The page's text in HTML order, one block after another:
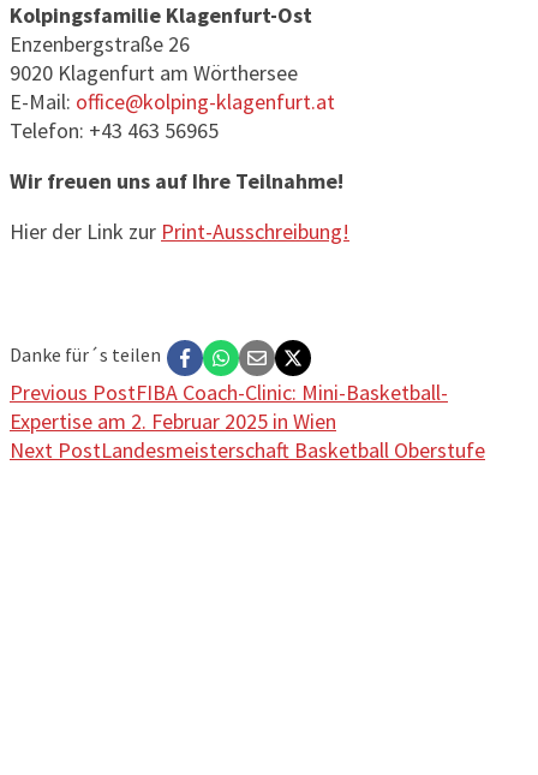
Kolpingsfamilie Klagenfurt-Ost
Enzenbergstraße 26
9020 Klagenfurt am Wörthersee
E-Mail: office@kolping-klagenfurt.at
Telefon: +43 463 56965
Wir freuen uns auf Ihre Teilnahme!
Hier der Link zur Print-Ausschreibung!
Danke für´s teilen
Previous PostFIBA Coach-Clinic: Mini-Basketball-
Expertise am 2. Februar 2025 in Wien
Next PostLandesmeisterschaft Basketball Oberstufe